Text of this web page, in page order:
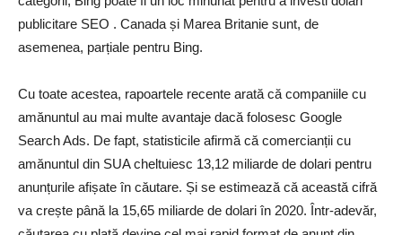
publicitare SEO . Canada și Marea Britanie sunt, de
asemenea, parțiale pentru Bing.
Cu toate acestea, rapoartele recente arată că companiile cu
amănuntul au mai multe avantaje dacă folosesc Google
Search Ads. De fapt, statisticile afirmă că comercianții cu
amănuntul din SUA cheltuiesc 13,12 miliarde de dolari pentru
anunțurile afișate în căutare. Și se estimează că această cifră
va crește până la 15,65 miliarde de dolari în 2020. Într-adevăr,